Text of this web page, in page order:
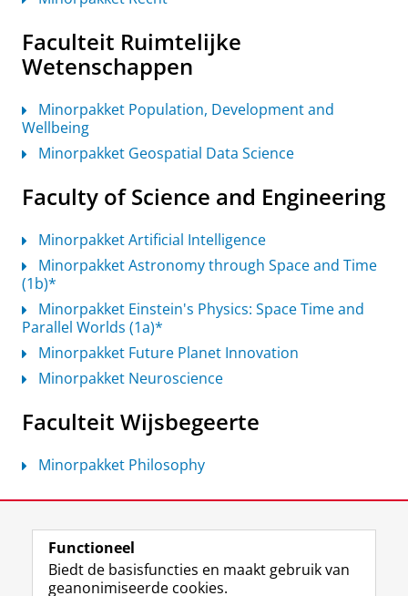
Faculteit Ruimtelijke
Wetenschappen
Minorpakket Population, Development and
Wellbeing
Minorpakket Geospatial Data Science
Faculty of Science and Engineering
Minorpakket Artificial Intelligence
Minorpakket Astronomy through Space and Time
(1b)*
Minorpakket Einstein's Physics: Space Time and
Parallel Worlds (1a)*
Minorpakket Future Planet Innovation
Minorpakket Neuroscience
Faculteit Wijsbegeerte
Minorpakket Philosophy
View this page in:English
Functioneel
Biedt de basisfuncties en maakt gebruik van
geanonimiseerde cookies.